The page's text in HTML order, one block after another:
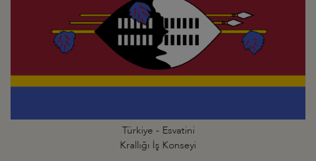
Türkiye - Esvatini
Krallığı İş Konseyi